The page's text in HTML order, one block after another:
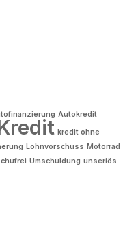
Autokredit
kredit ohne
Lohnvorschuss Motorrad
Umschuldung unseriös